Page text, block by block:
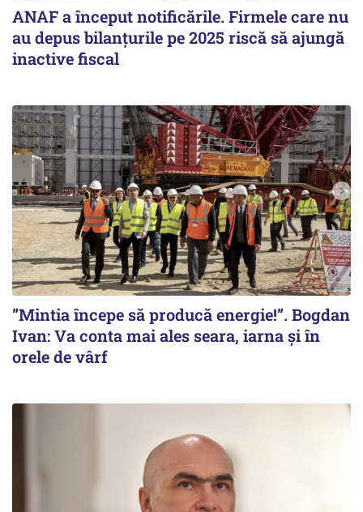
ANAF a început notificările. Firmele care nu
au depus bilanțurile pe 2025 riscă să ajungă
inactive fiscal
”Mintia începe să producă energie!”. Bogdan
Ivan: Va conta mai ales seara, iarna și în
orele de vârf